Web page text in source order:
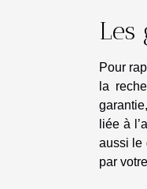
Les
Pour
la
liée à
aussi le
par